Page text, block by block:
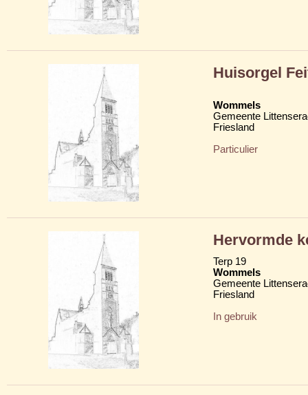
Huisorgel
Wommels
Gemeente
Friesland
Particulier
Hervormde
Terp 19
Wommels
Gemeente
Friesland
In gebruik